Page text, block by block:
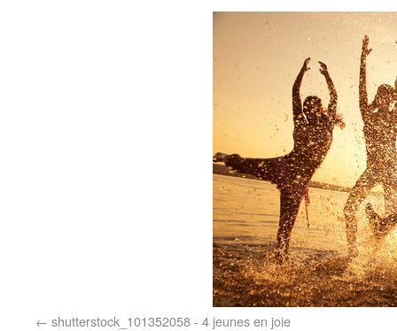
shutterstock_101352058 - 4 jeunes en joie